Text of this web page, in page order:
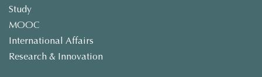
Study
MOOC
International Affairs
Research & Innovation